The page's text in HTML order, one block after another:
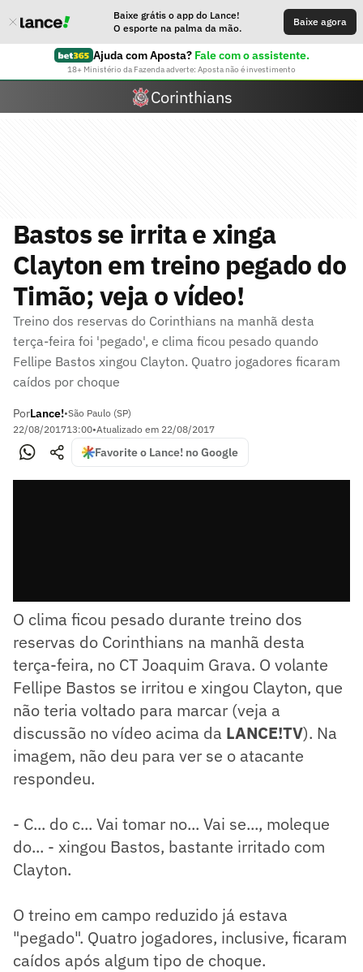
Baixe grátis o app do Lance!
O esporte na palma da mão.
Baixe agora
Ajuda com Aposta? Fale com o assistente.
18+ Ministério da Fazenda adverte: Aposta não é investimento
Corinthians
Bastos se irrita e xinga
Clayton em treino pegado do
Timão; veja o vídeo!
Treino dos reservas do Corinthians na manhã desta
terça-feira foi 'pegado', e clima ficou pesado quando
Fellipe Bastos xingou Clayton. Quatro jogadores ficaram
caídos por choque
PorLance!•São Paulo (SP)
22/08/201713:00•Atualizado em 22/08/2017
Favorite o Lance! no Google
O clima ficou pesado durante treino dos
reservas do Corinthians na manhã desta
terça-feira, no CT Joaquim Grava. O volante
Fellipe Bastos se irritou e xingou Clayton, que
não teria voltado para marcar (veja a
discussão no vídeo acima da LANCE!TV). Na
imagem, não deu para ver se o atacante
respondeu.
- C... do c... Vai tomar no... Vai se..., moleque
do... - xingou Bastos, bastante irritado com
Clayton.
O treino em campo reduzido já estava
"pegado". Quatro jogadores, inclusive, ficaram
caídos após algum tipo de choque.